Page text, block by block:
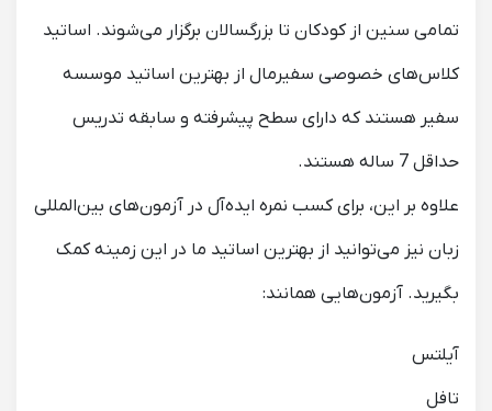
تمامی سنین از کودکان تا بزرگسالان برگزار می‌شوند. اساتید
کلاس‌های خصوصی سفیرمال از بهترین اساتید موسسه
سفیر هستند که دارای سطح پیشرفته و سابقه تدریس
حداقل 7 ساله هستند.
علاوه بر این، برای کسب نمره ایده‌آل در آزمون‌‌های بین‌المللی
زبان نیز می‌توانید از بهترین اساتید ما در این زمینه کمک
بگیرید. آزمون‌هایی همانند:
آیلتس
تافل